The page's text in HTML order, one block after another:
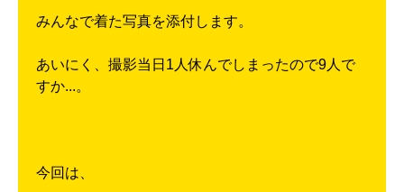
みんなで着た写真を添付します。
あいにく、撮影当日1人休んでしまったので9人で
すか...。
今回は、